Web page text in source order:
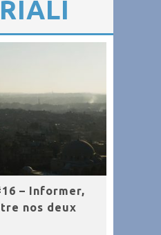
– Informer,
nos deux